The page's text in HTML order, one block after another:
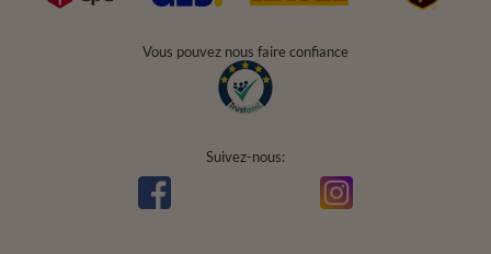
Vous pouvez nous faire confiance
Suivez-nous: